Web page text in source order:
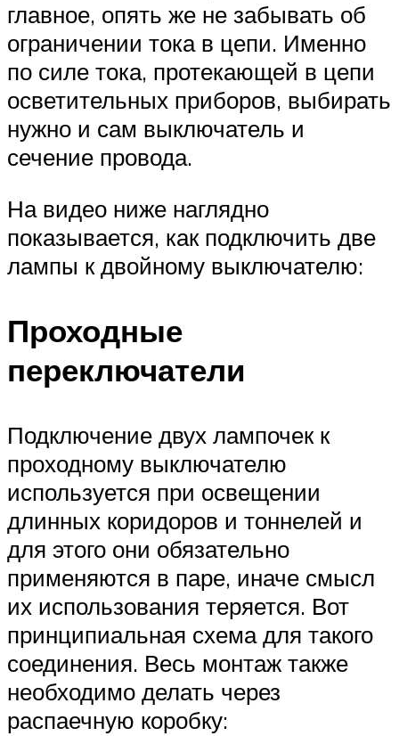
главное, опять же не забывать об
ограничении тока в цепи. Именно
по силе тока, протекающей в цепи
осветительных приборов, выбирать
нужно и сам выключатель и
сечение провода.
На видео ниже наглядно
показывается, как подключить две
лампы к двойному выключателю:
Проходные
переключатели
Подключение двух лампочек к
проходному выключателю
используется при освещении
длинных коридоров и тоннелей и
для этого они обязательно
применяются в паре, иначе смысл
их использования теряется. Вот
принципиальная схема для такого
соединения. Весь монтаж также
необходимо делать через
распаечную коробку: